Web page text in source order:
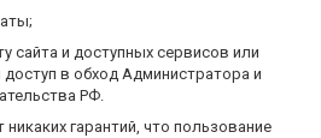
сайта и доступных сервисов или
в обход Администратора и
РФ.
гарантий, что пользование